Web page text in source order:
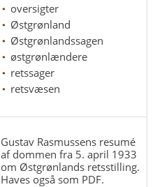
oversigter
Østgrønland
Østgrønlandssagen
østgrønlændere
retssager
retsvæsen
Gustav Rasmussens resumé
af dommen fra 5. april 1933
om Østgrønlands retsstilling.
Haves også som PDF.